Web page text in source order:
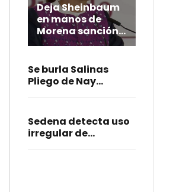
Deja Sheinbaum
en manos de
Morena sanción
a diputadas
condena burlas
Se burla Salinas
Pliego de Nay
Sedena detecta uso
irregular de